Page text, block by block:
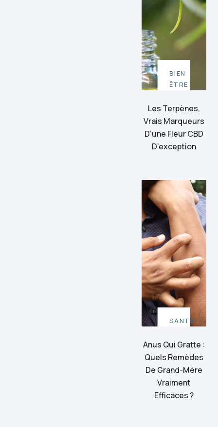
BIEN
ÊTRE
Les Terpènes,
Vrais Marqueurs
D’une Fleur CBD
D’exception
SANTÉ
Anus Qui Gratte :
Quels Remèdes
De Grand-Mère
Vraiment
Efficaces ?